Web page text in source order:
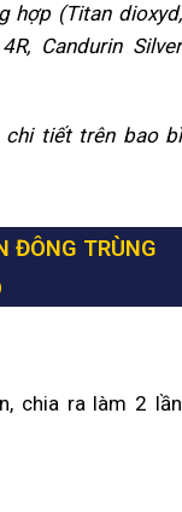
hợp (Titan dioxyd,
Candurin Silver
chi tiết trên bao bì
ĐÔNG TRÙNG
chia ra làm 2 lần